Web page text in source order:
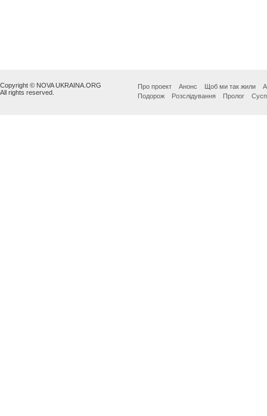
Copyright © NOVA UKRAINA.ORG
All rights reserved.
Про проект Анонс Щоб ми так жили
Подорож
Розслідування Пролог